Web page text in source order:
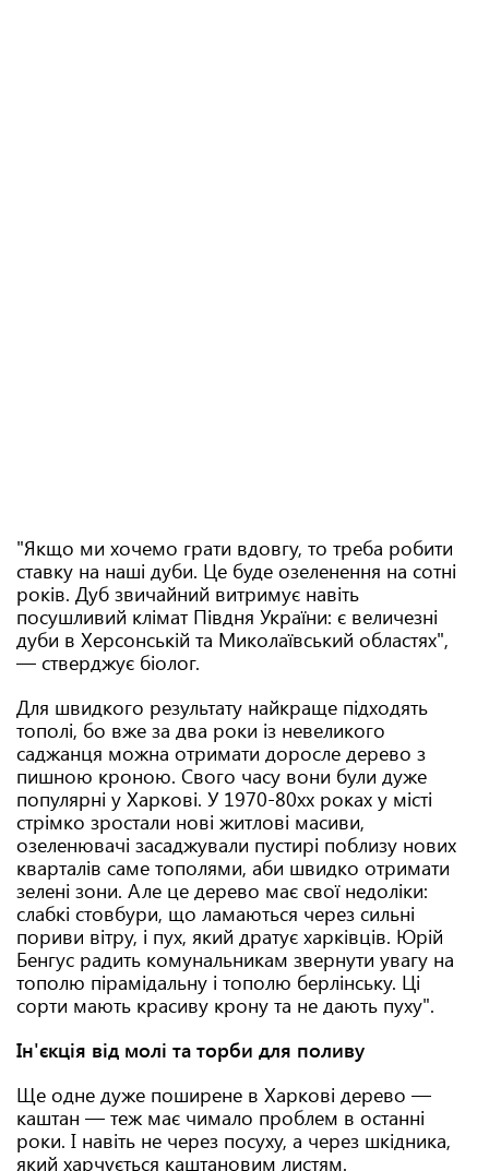
"Якщо ми хочемо грати вдовгу, то треба робити
ставку на наші дуби. Це буде озеленення на сотні
років. Дуб звичайний витримує навіть
посушливий клімат Півдня України: є величезні
дуби в Херсонській та Миколаївський областях",
— стверджує біолог.
Для швидкого результату найкраще підходять
тополі, бо вже за два роки із невеликого
саджанця можна отримати доросле дерево з
пишною кроною. Свого часу вони були дуже
популярні у Харкові. У 1970-80хх роках у місті
стрімко зростали нові житлові масиви,
озеленювачі засаджували пустирі поблизу нових
кварталів саме тополями, аби швидко отримати
зелені зони. Але це дерево має свої недоліки:
слабкі стовбури, що ламаються через сильні
пориви вітру, і пух, який дратує харківців. Юрій
Бенгус радить комунальникам звернути увагу на
тополю пірамідальну і тополю берлінську. Ці
сорти мають красиву крону та не дають пуху".
Ін'єкція від молі та торби для поливу
Ще одне дуже поширене в Харкові дерево —
каштан — теж має чимало проблем в останні
роки. І навіть не через посуху, а через шкідника,
який харчується каштановим листям.